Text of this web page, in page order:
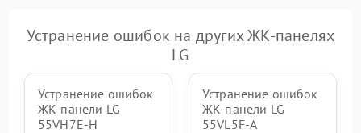
Устранение ошибок на других ЖК-панелях
LG
Устранение ошибок
ЖК-панели LG
55VH7E-H
Устранение ошибок
ЖК-панели LG
55VL5F-A